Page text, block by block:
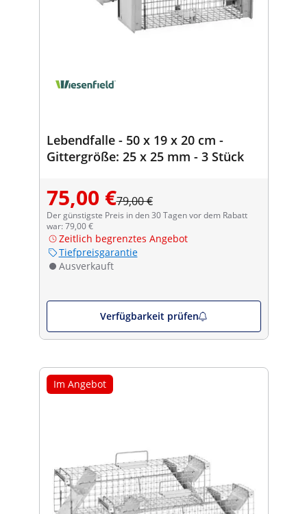
Lebendfalle - 50 x 19 x 20 cm -
Gittergröße: 25 x 25 mm - 3 Stück
75,00 €79,00 €
Der günstigste Preis in den 30 Tagen vor dem Rabatt
war: 79,00 €
Zeitlich begrenztes Angebot
Tiefpreisgarantie
Ausverkauft
Verfügbarkeit prüfen
Im Angebot